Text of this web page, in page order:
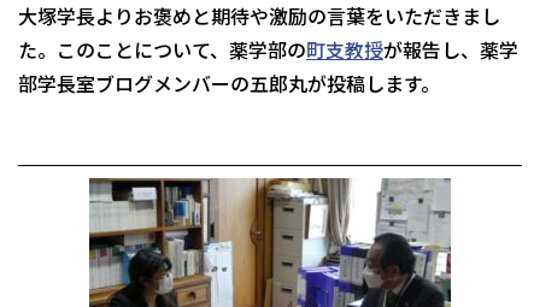
大塚学長よりお褒めと期待や激励の言葉をいただきまし
た。このことについて、薬学部の町支教授が報告し、薬学
部学長室ブログメンバーの五郎丸が投稿します。